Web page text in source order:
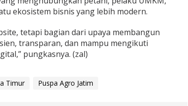
ekosistem bisnis yang lebih modern.
tetapi bagian dari upaya membangun
transparan, dan mampu mengikuti
pungkasnya. (zal)
Timur Puspa Agro Jatim